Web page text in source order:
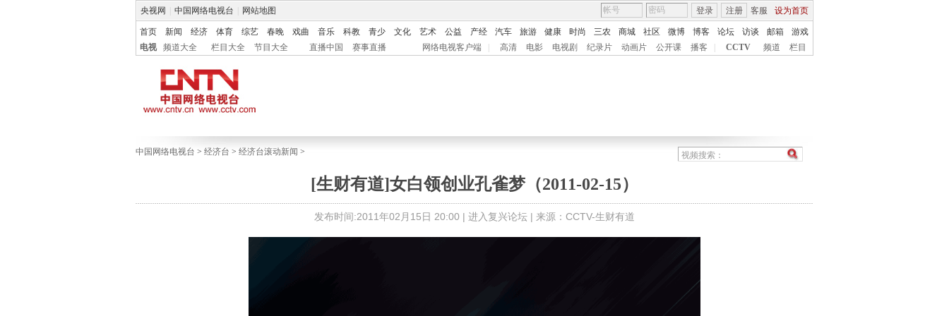
央视网 中国网络电视台 网站地图 客服 设为首页
登录 注册
首页 新闻 经济 体育 综艺 春晚 戏曲 音乐 科教 青少 文化 艺术 公益 产经 汽车 旅游 健康 时尚 三农 商城 社区 微博 博客 论坛 访谈 邮箱
游戏
电视
频道大全 栏目大全 节目大全 直播中国 赛事直播 网络电视客户端 高清 电影 电视剧 纪录片 动画片 公开课 播客 CCTV 频道 栏目
中国网络电视台 > 经济台 > 经济台滚动新闻 >
[生财有道]女白领创业孔雀梦（2011-02-15）
发布时间:2011年02月15日 20:00 | 进入复兴论坛 | 来源：CCTV-生财有道